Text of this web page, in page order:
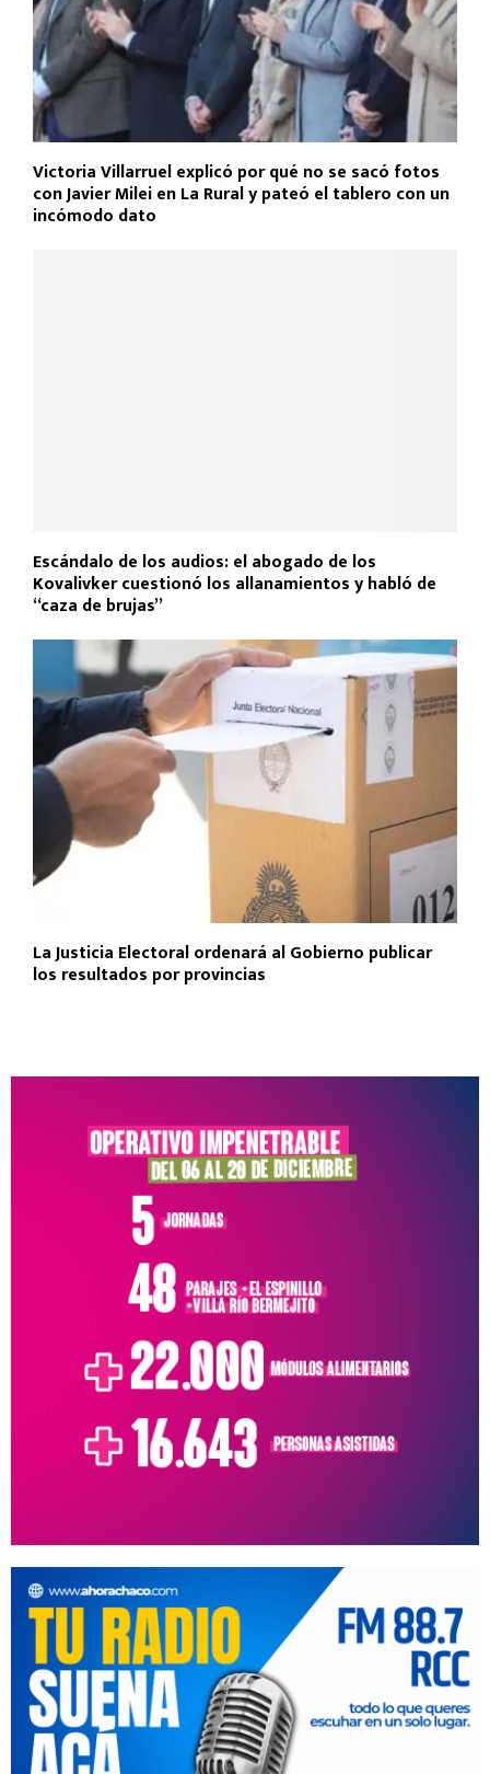
Victoria Villarruel explicó por qué no se sacó fotos
con Javier Milei en La Rural y pateó el tablero con un
incómodo dato
Escándalo de los audios: el abogado de los
Kovalivker cuestionó los allanamientos y habló de
“caza de brujas”
La Justicia Electoral ordenará al Gobierno publicar
los resultados por provincias